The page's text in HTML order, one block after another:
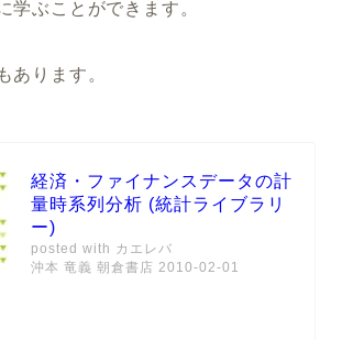
学ぶことができます。
あります。
経済・ファイナンスデータの計
量時系列分析 (統計ライブラリ
ー)
posted with カエレバ
沖本 竜義 朝倉書店 2010-02-01